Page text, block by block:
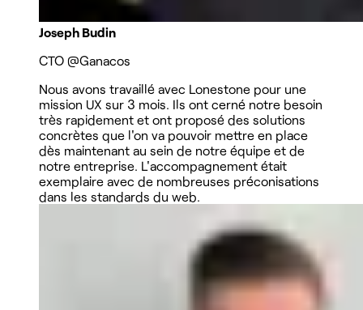
Joseph Budin
CTO @Ganacos
Nous avons travaillé avec Lonestone pour une
mission UX sur 3 mois. Ils ont cerné notre besoin
très rapidement et ont proposé des solutions
concrètes que l'on va pouvoir mettre en place
dès maintenant au sein de notre équipe et de
notre entreprise. L'accompagnement était
exemplaire avec de nombreuses préconisations
dans les standards du web.